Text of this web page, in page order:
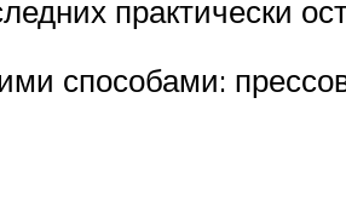
практически
способами: